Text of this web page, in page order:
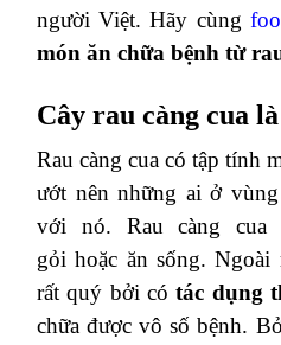
người Việt. Hãy cùng
món ăn chữa bệnh từ
Cây rau càng cua
Rau càng cua có tập tính
ướt nên những ai ở
với nó. Rau càng cua
gỏi hoặc ăn sống.
rất quý bởi cótác dụng
chữa được vô số bệnh.